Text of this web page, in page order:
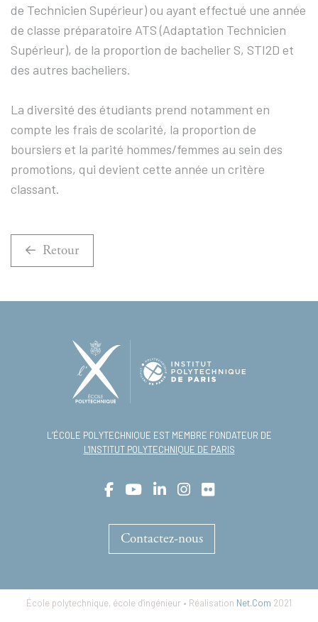
de Technicien Supérieur) ou ayant effectué une année
de classe préparatoire ATS (Adaptation Technicien
Supérieur), de la proportion de bachelier S, STI2D et
des autres bacheliers.
La diversité des étudiants prend notamment en
compte les frais de scolarité, la proportion de
boursiers et la parité hommes/femmes au sein des
promotions, qui devient cette année un critère
classant.
Retour
L’ÉCOLE POLYTECHNIQUE EST MEMBRE FONDATEUR DE
L'INSTITUT POLYTECHNIQUE DE PARIS
Contactez-nous
École polytechnique, école d'ingénieur • Réalisation Net.Com 2021